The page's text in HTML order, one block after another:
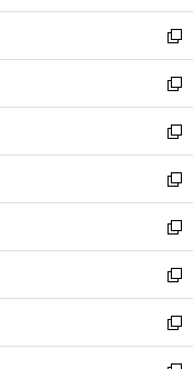
開
く
ウ
で
開
く
ン
ド
ウ
で
開
く
ウ
ィ
ン
ド
ウ
で
開
く
新
し
い
ウ
ィ
ン
ド
ウ
で
開
く
新
し
い
ウ
ィ
ン
ド
ウ
で
開
く
新
し
い
ウ
ィ
ン
ド
ウ
で
開
新
し
い
ウ
ィ
ン
ド
ウ
新
し
い
ウ
ィ
ン
新
し
い
ウ
新
し